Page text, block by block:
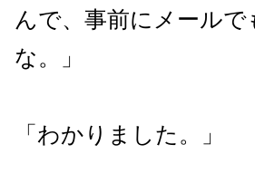
んで、事前にメール
な。」
「わかりました。」